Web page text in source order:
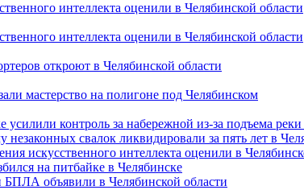
интеллекта оценили в Челябинской области
интеллекта оценили в Челябинской области
откроют в Челябинской области
мастерство на полигоне под Челябинском
усилили контроль за набережной из-за подъема
незаконных свалок ликвидировали за пять лет в
искусственного интеллекта оценили в
на питбайке в Челябинске
БПЛА объявили в Челябинской области